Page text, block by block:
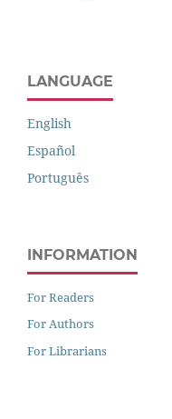
LANGUAGE
English
Español
Português
INFORMATION
For Readers
For Authors
For Librarians